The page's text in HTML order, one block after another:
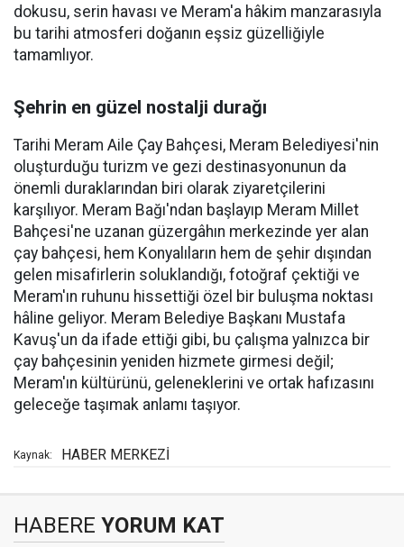
dokusu, serin havası ve Meram'a hâkim manzarasıyla
bu tarihi atmosferi doğanın eşsiz güzelliğiyle
tamamlıyor.
Şehrin en güzel nostalji durağı
Tarihi Meram Aile Çay Bahçesi, Meram Belediyesi'nin
oluşturduğu turizm ve gezi destinasyonunun da
önemli duraklarından biri olarak ziyaretçilerini
karşılıyor. Meram Bağı'ndan başlayıp Meram Millet
Bahçesi'ne uzanan güzergâhın merkezinde yer alan
çay bahçesi, hem Konyalıların hem de şehir dışından
gelen misafirlerin soluklandığı, fotoğraf çektiği ve
Meram'ın ruhunu hissettiği özel bir buluşma noktası
hâline geliyor. Meram Belediye Başkanı Mustafa
Kavuş'un da ifade ettiği gibi, bu çalışma yalnızca bir
çay bahçesinin yeniden hizmete girmesi değil;
Meram'ın kültürünü, geleneklerini ve ortak hafızasını
geleceğe taşımak anlamı taşıyor.
Kaynak: HABER MERKEZİ
HABERE YORUM KAT